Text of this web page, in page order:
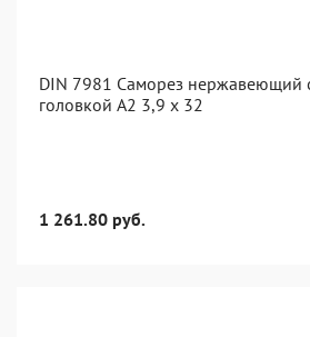
DIN 7981 Саморез нержавеющий
головкой А2 3,9 x 32
1 261.80 руб.